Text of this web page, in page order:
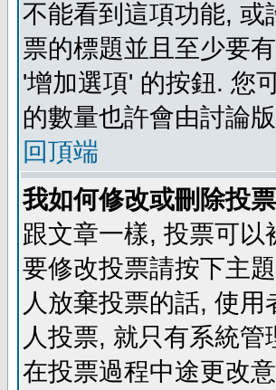
不能看到這項功能, 或
票的標題並且至少要
'增加選項' 的按鈕. 您
的數量也許會由討論
回頂端
我如何修改或刪除投
跟文章一樣, 投票可
要修改投票請按下主
人放棄投票的話, 使
人投票, 就只有系統
在投票過程中途更改